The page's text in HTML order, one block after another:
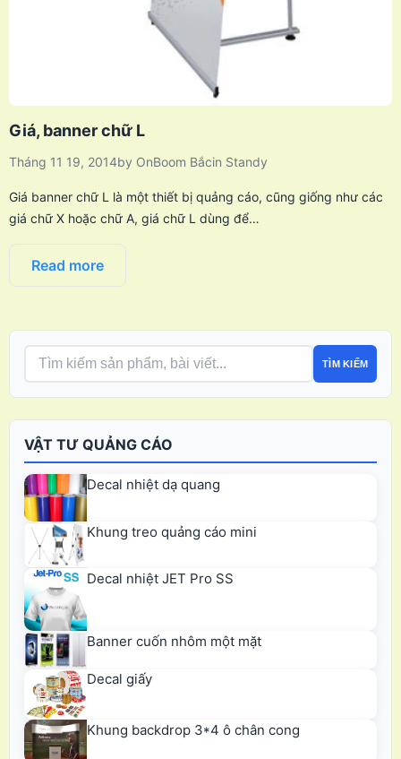
Giá, banner chữ L
Tháng 11 19, 2014by OnBoom Bắcin Standy
Giá banner chữ L là một thiết bị quảng cáo, cũng giống như các
giá chữ X hoặc chữ A, giá chữ L dùng để…
Read more
TÌM KIẾM
VẬT TƯ QUẢNG CÁO
Decal nhiệt dạ quang
Khung treo quảng cáo mini
Decal nhiệt JET Pro SS
Banner cuốn nhôm một mặt
Decal giấy
Khung backdrop 3*4 ô chân cong